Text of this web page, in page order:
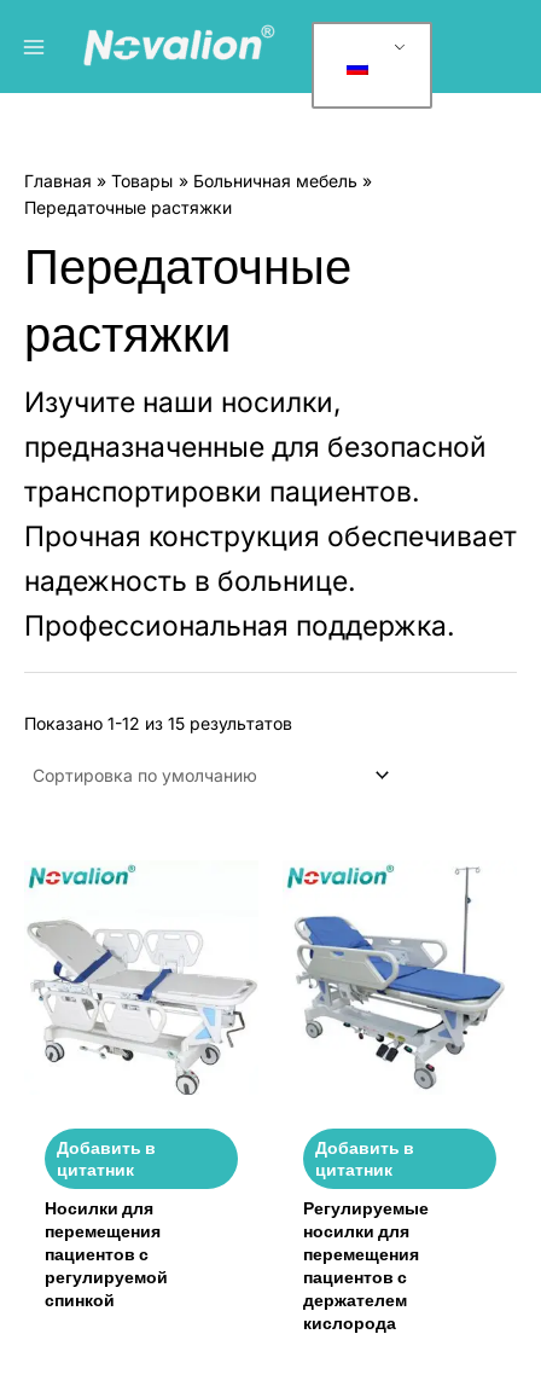
содержанию
Главное
меню
а
о
р
и
и
о
в
р
о
в
Главная Товары
Больничная мебель
Передаточные растяжки
Передаточные
растяжки
Изучите наши носилки,
предназначенные для безопасной
транспортировки пациентов.
Прочная конструкция обеспечивает
надежность в больнице.
Профессиональная поддержка.
Показано 1-12 из 15 результатов
Добавить в
цитатник
Носилки для
перемещения
пациентов с
регулируемой
спинкой
Добавить в
цитатник
Регулируемые
носилки для
перемещения
пациентов с
держателем
кислорода